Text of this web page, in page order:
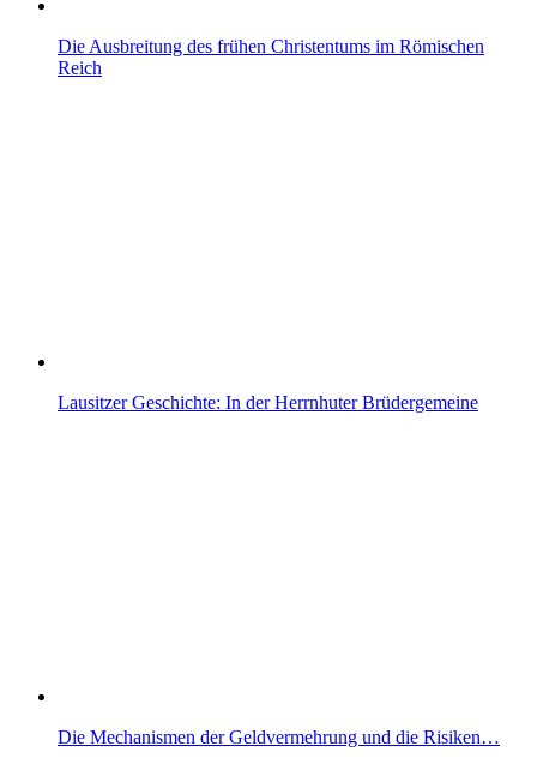
Die Ausbreitung des frühen Christentums im Römischen
Reich
Lausitzer Geschichte: In der Herrnhuter Brüdergemeine
Die Mechanismen der Geldvermehrung und die Risiken…